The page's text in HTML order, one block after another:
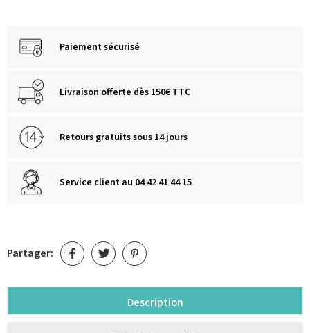
Paiement sécurisé
Livraison offerte dès 150€ TTC
Retours gratuits sous 14 jours
Service client au 04 42 41 44 15
Partager:
Description